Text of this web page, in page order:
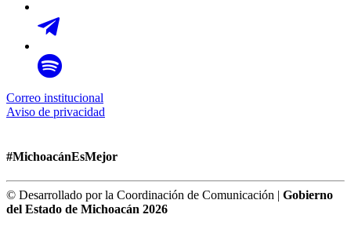
Correo institucional
Aviso de privacidad
#MichoacánEsMejor
© Desarrollado por la Coordinación de Comunicación | Gobierno
del Estado de Michoacán 2026